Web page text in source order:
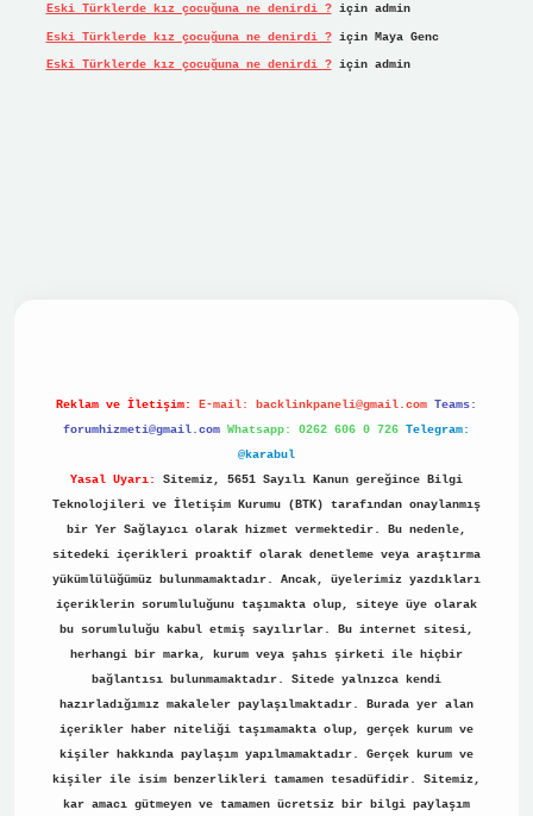
Eski Türklerde kız çocuğuna ne denirdi ?için admin
Eski Türklerde kız çocuğuna ne denirdi ?için Maya Genc
Eski Türklerde kız çocuğuna ne denirdi ?için admin
Reklam ve İletişim: E-mail: backlinkpaneli@gmail.com Teams:
forumhizmeti@gmail.com Whatsapp: 0262 606 0 726 Telegram:
@karabul
Yasal Uyarı:
Sitemiz, 5651 Sayılı Kanun gereğince Bilgi
Teknolojileri ve İletişim Kurumu (BTK) tarafından onaylanmış
bir Yer Sağlayıcı olarak hizmet vermektedir. Bu nedenle,
sitedeki içerikleri proaktif olarak denetleme veya araştırma
yükümlülüğümüz bulunmamaktadır. Ancak, üyelerimiz yazdıkları
içeriklerin sorumluluğunu taşımakta olup, siteye üye olarak
bu sorumluluğu kabul etmiş sayılırlar. Bu internet sitesi,
herhangi bir marka, kurum veya şahıs şirketi ile hiçbir
bağlantısı bulunmamaktadır. Sitede yalnızca kendi
hazırladığımız makaleler paylaşılmaktadır. Burada yer alan
içerikler haber niteliği taşımamakta olup, gerçek kurum ve
kişiler hakkında paylaşım yapılmamaktadır. Gerçek kurum ve
kişiler ile isim benzerlikleri tamamen tesadüfidir. Sitemiz,
kar amacı gütmeyen ve tamamen ücretsiz bir bilgi paylaşım